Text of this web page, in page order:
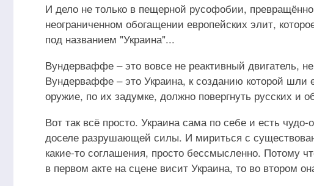
И дело не только в пещерной русофобии,
неограниченном обогащении европейских элит,
под названием "Украина"...
Вундерваффе – это вовсе не реактивный двигатель,
Вундерваффе – это Украина, к созданию которой шли
оружие, по их задумке, должно повергнуть русских и
Вот так всё просто. Украина сама по себе и есть
доселе разрушающей силы. И мириться с
какие-то соглашения, просто бессмысленно. Потому
в первом акте на сцене висит Украина, то во втором